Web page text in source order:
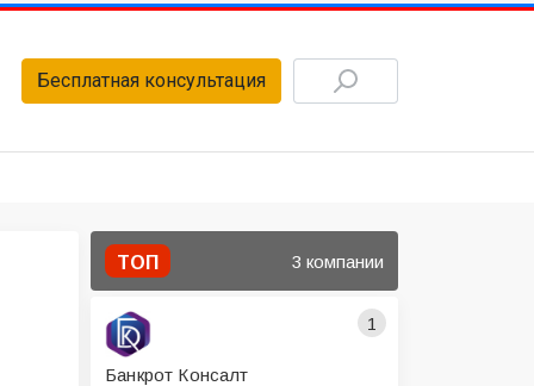
Бесплатная консультация
ТОП 3 компании
1
Банкрот Консалт